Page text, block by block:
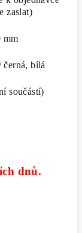
zaslat)
mm
černá, bílá
součástí)
dnů.